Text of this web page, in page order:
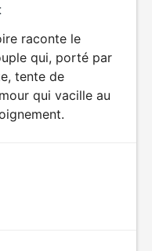
raconte le
qui, porté par
tente de
qui vacille au